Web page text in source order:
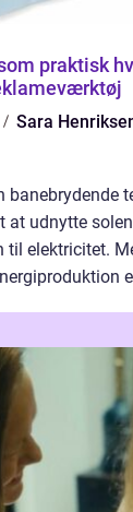
praktisk
Sara
banebrydende
at udnytte
til elektricitet.